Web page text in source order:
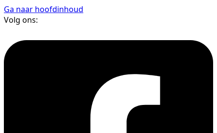
Ga naar hoofdinhoud
Volg ons: